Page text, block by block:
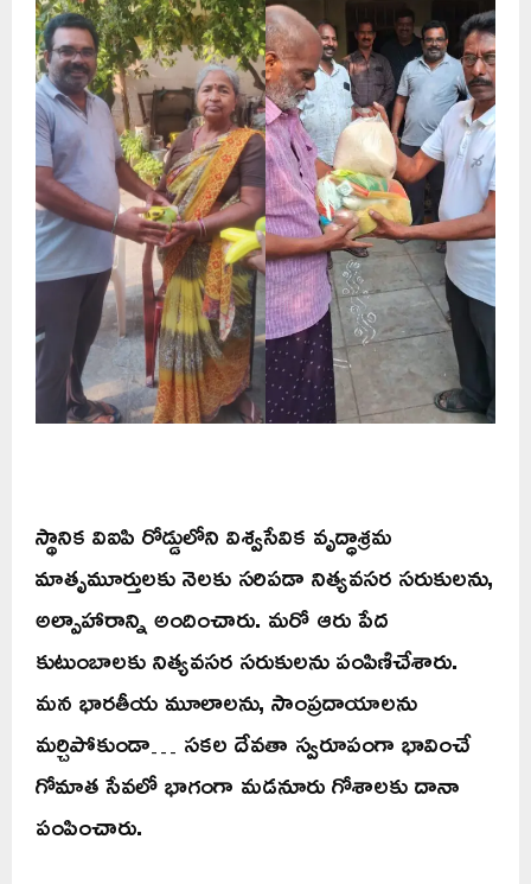
స్థానిక విఐపి రోడ్డులోని విశ్వసేవిక వృద్ధాశ్రమ
మాతృమూర్తులకు నెలకు సరిపడా నిత్యవసర సరుకులను,
అల్పాహారాన్ని అందించారు. మరో ఆరు పేద
కుటుంబాలకు నిత్యవసర సరుకులను పంపిణిచేశారు.
మన భారతీయ మూలాలను, సాంప్రదాయాలను
మర్చిపోకుండా… సకల దేవతా స్వరూపంగా భావించే
గోమాత సేవలో భాగంగా మడనూరు గోశాలకు దానా
పంపించారు.